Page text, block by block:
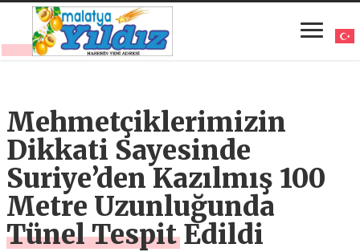
Mehmetçiklerimizin
Dikkati Sayesinde
Suriye’den Kazılmış 100
Metre Uzunluğunda
Tünel Tespit Edildi